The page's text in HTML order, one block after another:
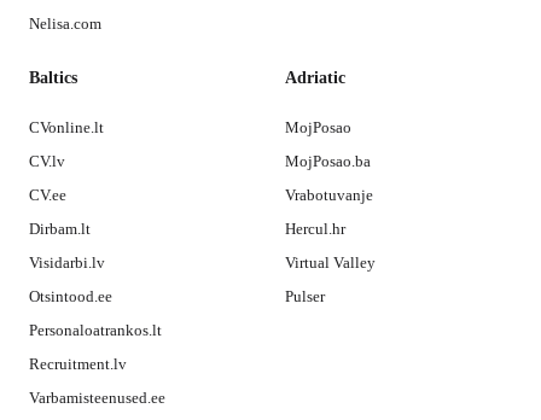
Nelisa.com
Baltics
CVonline.lt
CV.lv
CV.ee
Dirbam.lt
Visidarbi.lv
Otsintood.ee
Personaloatrankos.lt
Recruitment.lv
Varbamisteenused.ee
Adriatic
MojPosao
MojPosao.ba
Vrabotuvanje
Hercul.hr
Virtual Valley
Pulser